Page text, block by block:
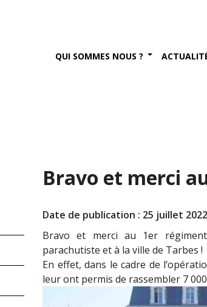
QUI SOMMES NOUS ?
Bravo et merci
Date de publication : 25 juillet 2022
Bravo et merci au 1er
parachutiste et à la ville de Tarbes !
En effet, dans le cadre de
leur ont permis de rassembler 7